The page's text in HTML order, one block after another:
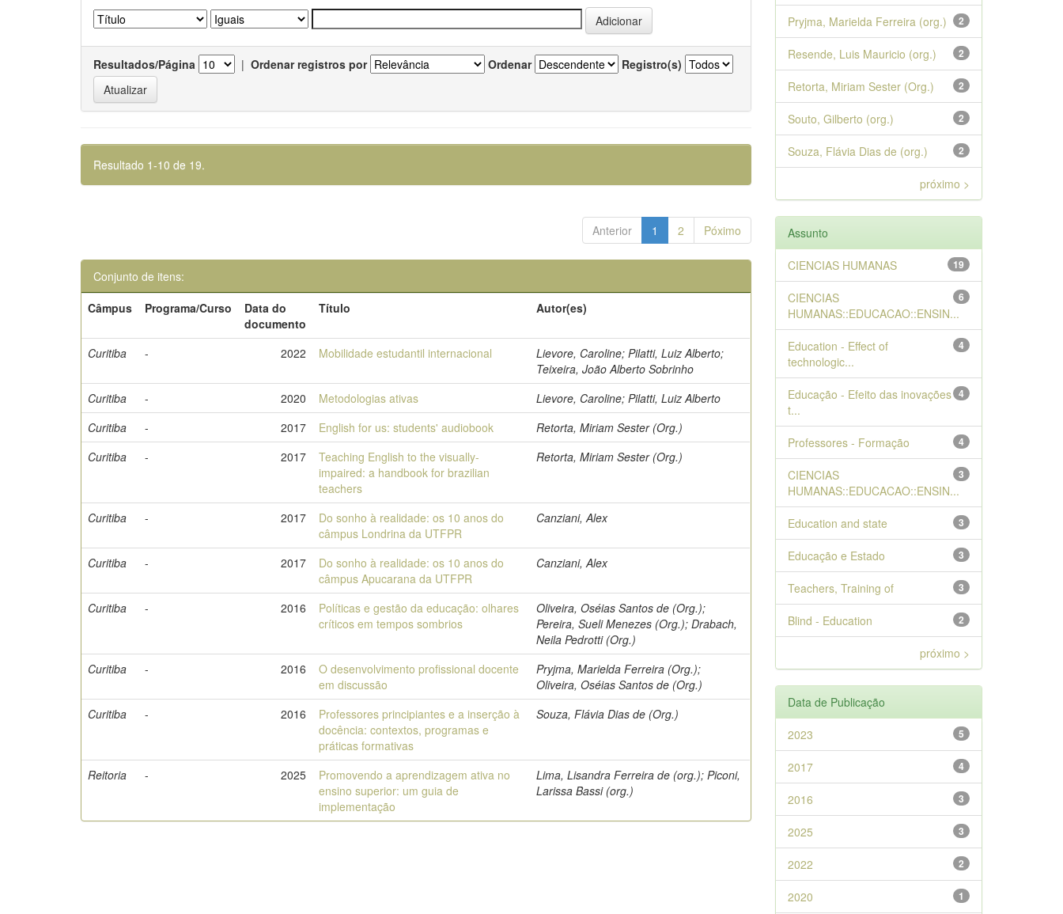
Resultados/Página | Ordenar registros por Ordenar Registro(s)
Resultado 1-10 de 19.
Anterior 1 2 Póximo
Conjunto de itens:
Câmpus
Programa/Curso
Data do
documento
Título Autor(es)
Curitiba - 2022 Mobilidade estudantil internacional
Lievore, Caroline; Pilatti, Luiz Alberto;
Teixeira, João Alberto Sobrinho
Curitiba
- 2020 Metodologias ativas
Lievore, Caroline; Pilatti, Luiz Alberto
Curitiba
- 2017 English for us: students' audiobook
Retorta, Miriam Sester (Org.)
Curitiba
- 2017
Teaching English to the visually-
impaired: a handbook for brazilian
teachers
Retorta, Miriam Sester (Org.)
Curitiba - 2017
Do sonho à realidade: os 10 anos do
câmpus Londrina da UTFPR
Canziani, Alex
Curitiba - 2017
Do sonho à realidade: os 10 anos do
câmpus Apucarana da UTFPR
Canziani, Alex
Curitiba - 2016
Políticas e gestão da educação: olhares
críticos em tempos sombrios
Oliveira, Oséias Santos de (Org.);
Pereira, Sueli Menezes (Org.); Drabach,
Neila Pedrotti (Org.)
Curitiba
- 2016
O desenvolvimento profissional docente
em discussão
Pryjma, Marielda Ferreira (Org.);
Oliveira, Oséias Santos de (Org.)
Curitiba
- 2016
Professores principiantes e a inserção à
docência: contextos, programas e
práticas formativas
Souza, Flávia Dias de (Org.)
Reitoria - 2025
Promovendo a aprendizagem ativa no
ensino superior: um guia de
implementação
Lima, Lisandra Ferreira de (org.); Piconi,
Larissa Bassi (org.)
2
Pryjma, Marielda Ferreira (org.)
2
Resende, Luis Mauricio (org.)
2
Retorta, Miriam Sester (Org.)
2
Souto, Gilberto (org.)
2
Souza, Flávia Dias de (org.)
próximo >
Assunto
19
CIENCIAS HUMANAS
6
CIENCIAS
HUMANAS::EDUCACAO::ENSIN...
4
Education - Effect of
technologic...
4
Educação - Efeito das inovações
t...
4
Professores - Formação
3
CIENCIAS
HUMANAS::EDUCACAO::ENSIN...
3
Education and state
3
Educação e Estado
3
Teachers, Training of
2
Blind - Education
próximo >
Data de Publicação
5
2023
4
2017
3
2016
3
2025
2
2022
1
2020